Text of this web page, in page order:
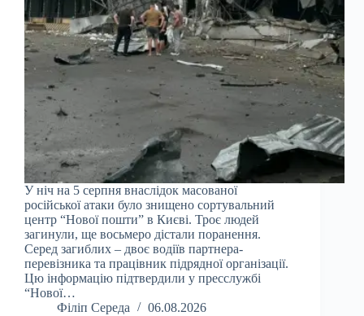
У ніч на 5 серпня внаслідок масованої
російської атаки було знищено сортувальний
центр “Нової пошти” в Києві. Троє людей
загинули, ще восьмеро дістали поранення.
Серед загиблих – двоє водіїв партнера-
перевізника та працівник підрядної організації.
Цю інформацію підтвердили у пресслужбі
“Нової…
Філіп Середа
06.08.2026